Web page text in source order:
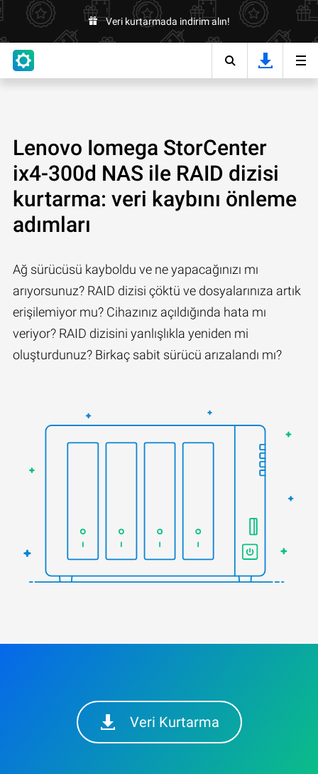
Veri kurtarmada indirim alın!
Lenovo Iomega StorCenter
ix4-300d NAS ile RAID dizisi
kurtarma: veri kaybını önleme
adımları
Ağ sürücüsü kayboldu ve ne yapacağınızı mı
arıyorsunuz? RAID dizisi çöktü ve dosyalarınıza artık
erişilemiyor mu? Cihazınız açıldığında hata mı
veriyor? RAID dizisini yanlışlıkla yeniden mi
oluşturdunuz? Birkaç sabit sürücü arızalandı mı?
Veri Kurtarma